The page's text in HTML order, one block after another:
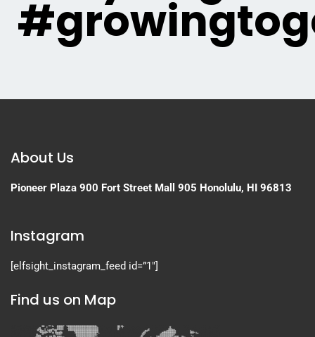
About Us
Pioneer Plaza 900 Fort Street Mall 905 Honolulu, HI 96813
Instagram
[elfsight_instagram_feed id=”1″]
Find us on Map